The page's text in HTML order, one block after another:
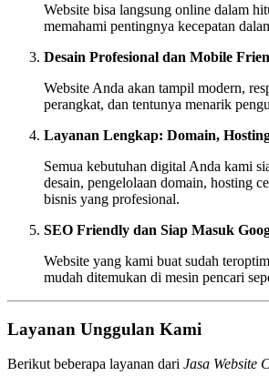
Website bisa langsung online dalam
memahami pentingnya kecepatan
Desain Profesional dan Mobile
Website Anda akan tampil modern,
perangkat, dan tentunya menarik
Layanan Lengkap: Domain,
Semua kebutuhan digital Anda kami
desain, pengelolaan domain, hosting
bisnis yang profesional.
SEO Friendly dan Siap Masuk
Website yang kami buat sudah
mudah ditemukan di mesin pencari
Layanan Unggulan Kami
Berikut beberapa layanan dari Jasa Website